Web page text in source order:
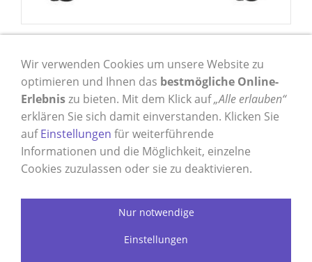
Name: Sensi Seeds
Anschrift: Oudezijds Achterburgwal 131
PLZ, Ort: 1012DE Amsterdam
Land: Niederlande
E-Mail: info@sensiseeds.com
Webseite: https://sensiseeds.com/de
Datenschutz
Wir verwenden Cookies um unsere Website zu
optimieren und Ihnen das bestmögliche Online-
Erlebniszu bieten. Mit dem Klick auf„Alle erlauben“
erklären Sie sich damit einverstanden. Klicken Sie
aufEinstellungen für weiterführende
Informationen und die Möglichkeit, einzelne
Cookies zuzulassen oder sie zu deaktivieren.
Nur notwendige
Einstellungen